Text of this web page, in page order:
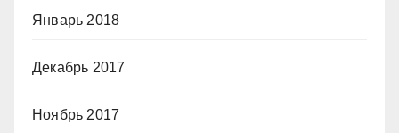
Январь 2018
Декабрь 2017
Ноябрь 2017